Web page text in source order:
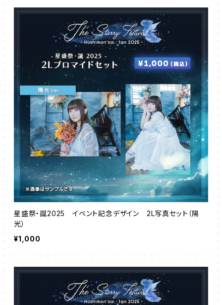
星盛祭・誕2025 イベント記念デザイン 2L写真セット（陽
光）
¥1,000